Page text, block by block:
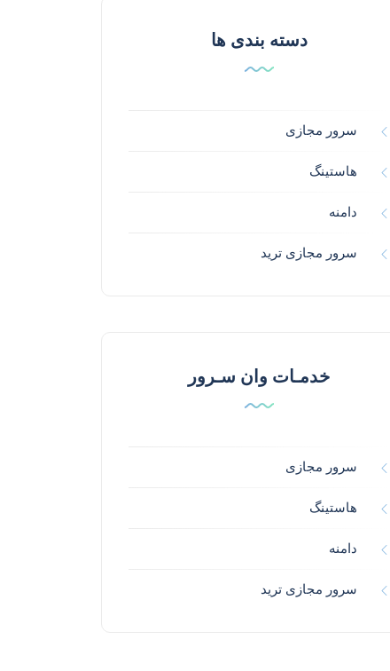
دسته بندی ها
سرور مجازی
هاستینگ
دامنه
سرور مجازی ترید
خدمـات وان سـرور
سرور مجازی
هاستینگ
دامنه
سرور مجازی ترید